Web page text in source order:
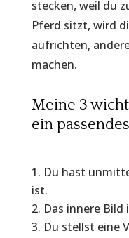
stecken, weil du
Pferd sitzt, wird
aufrichten,
machen.
Meine 3
ein
Du hast
ist.
Das innere
Du stellst eine